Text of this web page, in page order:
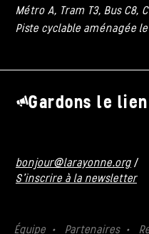
Métro A, Tram T3, Bus C8,
Piste cyclable aménagée
Gardons le
bonjour@larayonne.org /
S'inscrire à la newsletter
Équipe Partenaires